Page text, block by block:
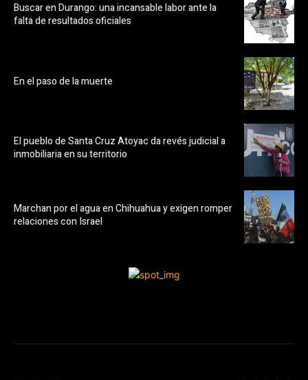
Buscar en Durango: una incansable labor ante la
falta de resultados oficiales
En el paso de la muerte
El pueblo de Santa Cruz Atoyac da revés judicial a
inmobiliaria en su territorio
Marchan por el agua en Chihuahua y exigen romper
relaciones con Israel